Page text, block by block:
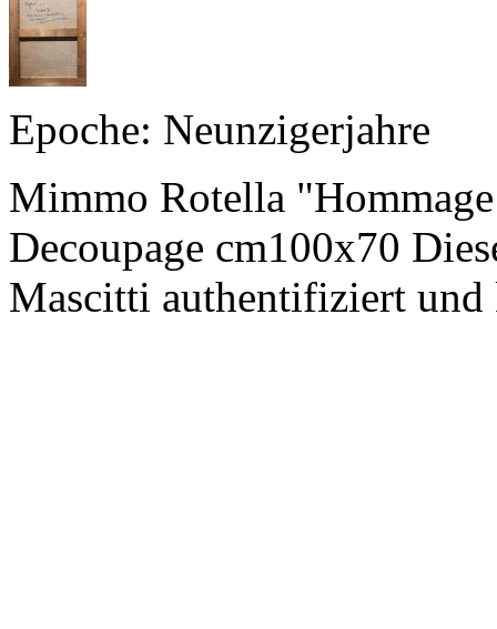
Epoche: Neunzigerjahre
Mimmo Rotella
Decoupage cm100x70
Mascitti authentifiziert und